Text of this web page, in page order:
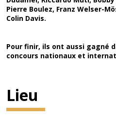
Pierre Boulez, Franz Welser-
Colin Davis.
Pour finir, ils ont aussi gagné
concours nationaux et
Lieu